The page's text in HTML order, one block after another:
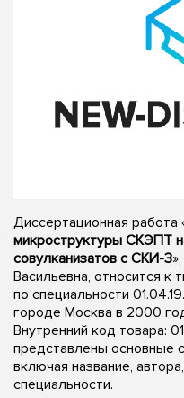
Диссертационная работа
микроструктуры СКЭПТ
совулканизатов с СКИ-3
Васильевна, относится к
по специальности
городе Москва в 2000
Внутренний код товара:
представлены основные
включая название,
специальности.